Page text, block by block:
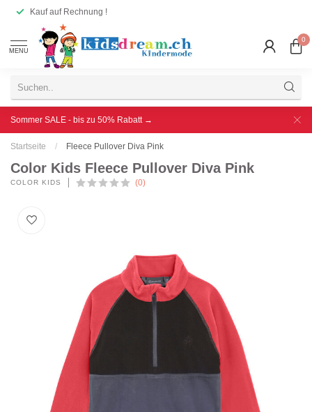
Kauf auf Rechnung !
MENU
0
Sommer SALE - bis zu 50% Rabatt →
Startseite / Fleece Pullover Diva Pink
Color Kids Fleece Pullover Diva Pink
COLOR KIDS (0)